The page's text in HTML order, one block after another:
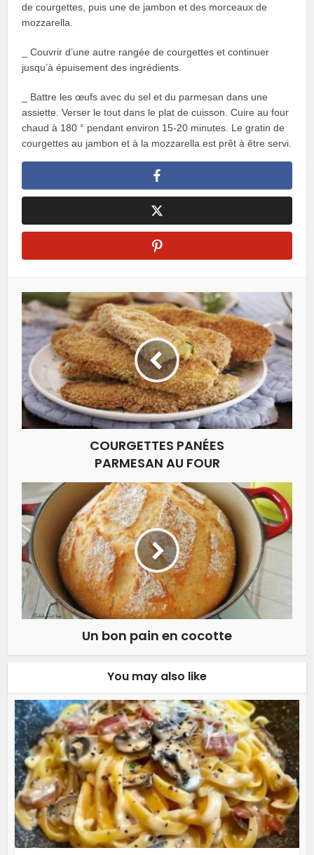
de courgettes, puis une de jambon et des morceaux de
mozzarella.
_ Couvrir d’une autre rangée de courgettes et continuer
jusqu’à épuisement des ingrédients.
_ Battre les œufs avec du sel et du parmesan dans une
assiette. Verser le tout dans le plat de cuisson. Cuire au four
chaud à 180 ° pendant environ 15-20 minutes. Le gratin de
courgettes au jambon et à la mozzarella est prêt à être servi.
COURGETTES PANÉES
PARMESAN AU FOUR
Un bon pain en cocotte
You may also like